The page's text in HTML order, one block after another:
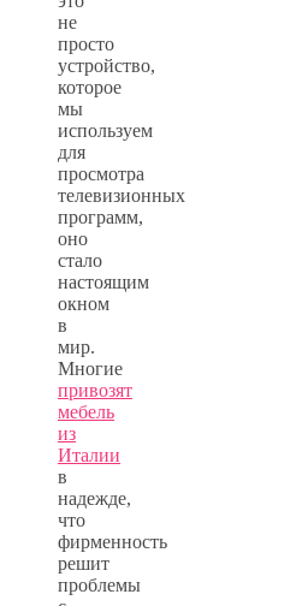
не
просто
устройство,
которое
мы
используем
для
просмотра
телевизионных
программ,
оно
стало
настоящим
окном
в
мир.
Многие
привозят
мебель
из
Италии
в
надежде,
что
фирменность
решит
проблемы